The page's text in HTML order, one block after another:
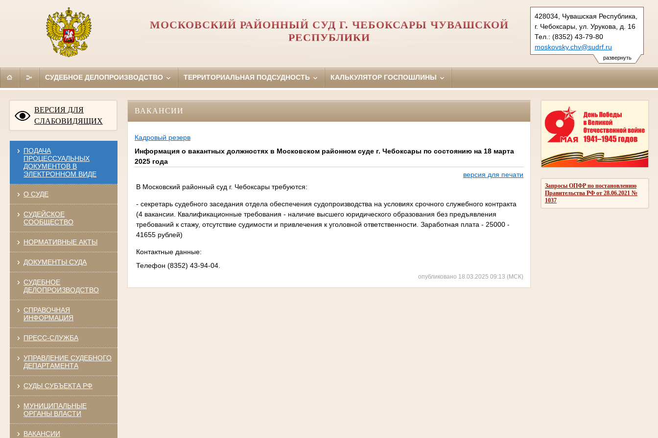
развернуть
428034, Чувашская Республика,
г. Чебоксары, ул. Урукова, д. 16
Тел.: (8352) 43-79-80
moskovsky.chv@sudrf.ru
МОСКОВСКИЙ РАЙОННЫЙ СУД Г. ЧЕБОКСАРЫ ЧУВАШСКОЙ
РЕСПУБЛИКИ
СУДЕБНОЕ ДЕЛОПРОИЗВОДСТВО ТЕРРИТОРИАЛЬНАЯ ПОДСУДНОСТЬ КАЛЬКУЛЯТОР ГОСПОШЛИНЫ
ВЕРСИЯ ДЛЯ
СЛАБОВИДЯЩИХ
ПОДАЧА
ПРОЦЕССУАЛЬНЫХ
ДОКУМЕНТОВ В
ЭЛЕКТРОННОМ ВИДЕ
О СУДЕ
СУДЕЙСКОЕ
СООБЩЕСТВО
НОРМАТИВНЫЕ АКТЫ
ДОКУМЕНТЫ СУДА
СУДЕБНОЕ
ДЕЛОПРОИЗВОДСТВО
СПРАВОЧНАЯ
ИНФОРМАЦИЯ
ПРЕСС-СЛУЖБА
УПРАВЛЕНИЕ СУДЕБНОГО
ДЕПАРТАМЕНТА
СУДЫ СУБЪЕКТА РФ
МУНИЦИПАЛЬНЫЕ
ОРГАНЫ ВЛАСТИ
ВАКАНСИИ
Запросы ОПФР по постановлению
Правительства РФ от 28.06.2021 №
1037
ВАКАНСИИ
Кадровый резерв
Информация о вакантных должностях в Московском районном суде г. Чебоксары по состоянию на 18 марта
2025 года
версия для печати
В Московский районный суд г. Чебоксары требуются:
- секретарь судебного заседания отдела обеспечения судопроизводства на условиях срочного служебного контракта
(4 вакансии. Квалификационные требования - наличие высшего юридического образования без предъявления
требований к стажу, отсутствие судимости и привлечения к уголовной ответственности. Заработная плата - 25000 -
41655 рублей)
Контактные данные:
Телефон (8352) 43-94-04.
опубликовано 18.03.2025 09:13 (МСК)